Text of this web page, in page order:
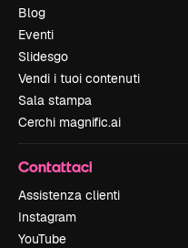
Blog
Eventi
Slidesgo
Vendi i tuoi contenuti
Sala stampa
Cerchi magnific.ai
Contattaci
Assistenza clienti
Instagram
YouTube